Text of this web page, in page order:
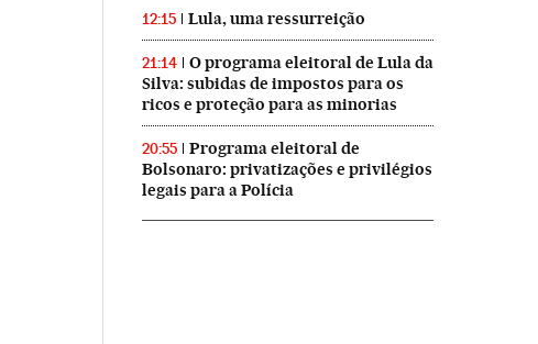
12:15 Lula, uma ressurreição
21:14
O programa eleitoral de Lula da
Silva: subidas de impostos para os
ricos e proteção para as minorias
20:55
Programa eleitoral de
Bolsonaro: privatizações e privilégios
legais para a Polícia